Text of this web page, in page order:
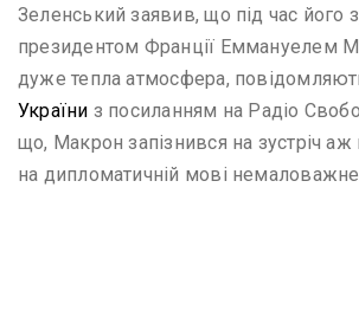
Зеленський заявив, що під час його
президентом Франції Еммануелем
дуже тепла атмосфера,
України з посиланням на Радіо
що, Макрон запізнився на зустріч аж
на дипломатичній мові немаловажне.